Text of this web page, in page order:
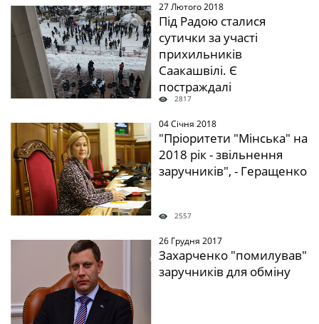
27 Лютого 2018
Під Радою сталися
сутички за участі
прихильників
Саакашвілі. Є
постраждалі
2817
04 Січня 2018
"Пріоритети "Мінська" на
2018 рік - звільнення
заручників", - Геращенко
2557
26 Грудня 2017
Захарченко "помилував"
заручників для обміну